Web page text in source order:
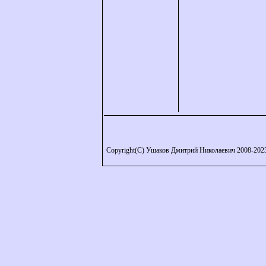
Copyright(C) Ушаков Дмитрий Николаевич 2008-